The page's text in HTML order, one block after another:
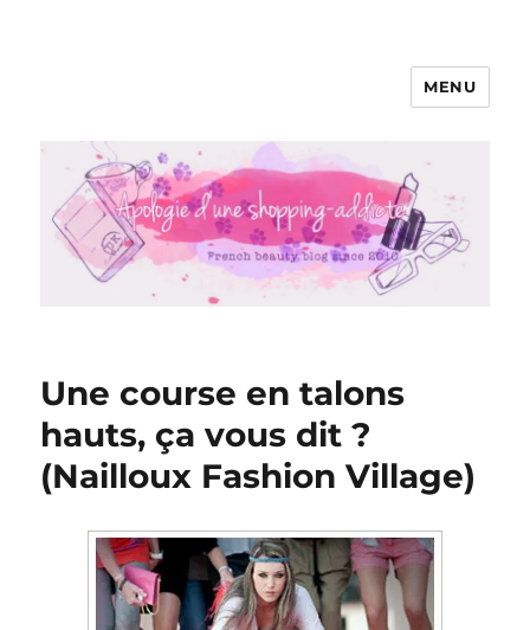
Apologie d'une Shopping-addicte
MENU
Une course en talons
hauts, ça vous dit ?
(Nailloux Fashion Village)